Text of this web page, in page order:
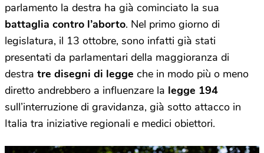
parlamento la destra ha già cominciato la sua
battaglia contro l’aborto. Nel primo giorno di
legislatura, il 13 ottobre, sono infatti già stati
presentati da parlamentari della maggioranza di
destra tre disegni di legge che in modo più o meno
diretto andrebbero a influenzare la legge 194
sull’interruzione di gravidanza, già sotto attacco in
Italia tra iniziative regionali e medici obiettori.